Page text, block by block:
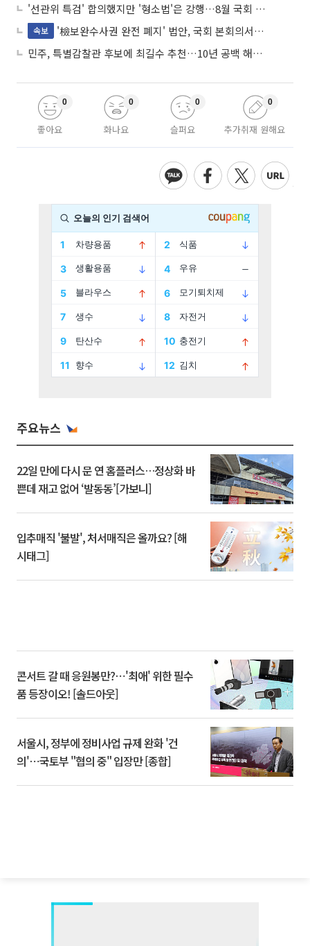
'선관위 특검' 합의했지만 '형소법'은 강행…8월 국회 '입법 2차전' 예고
속보
'檢보완수사권 완전 폐지' 법안, 국회 본회의서 민주당 주도 통과
민주, 특별감찰관 후보에 최길수 추천…10년 공백 해소 속도
좋아요
0
화나요
0
슬퍼요
0
추가취재 원해요
0
주요뉴스
22일 만에 다시 문 연 홈플러스…정상화 바
쁜데 재고 없어 ‘발동동’[가보니]
입추매직 '불발', 처서매직은 올까요? [해
시태그]
콘서트 갈 때 응원봉만?⋯'최애' 위한 필수
품 등장이오! [솔드아웃]
서울시, 정부에 정비사업 규제 완화 '건
의'⋯국토부 "협의 중" 입장만 [종합]